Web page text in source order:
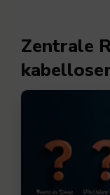
Zentrale